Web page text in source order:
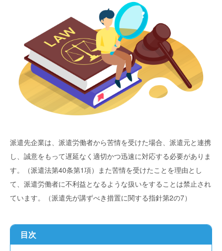
派遣先企業は、派遣労働者から苦情を受けた場合、派遣元と連携
し、誠意をもって遅延なく適切かつ迅速に対応する必要がありま
す。（派遣法第40条第1項）また苦情を受けたことを理由とし
て、派遣労働者に不利益となるような扱いをすることは禁止され
ています。（派遣先が講ずべき措置に関する指針第2の7）
目次